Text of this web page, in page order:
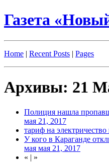
Газета
Home | Recent Posts | Pages
Архивы: 21
Полиция нашла
мая 21, 2017
тариф на электричество
У кого в Караганде
мая мая 21, 2017
« | »